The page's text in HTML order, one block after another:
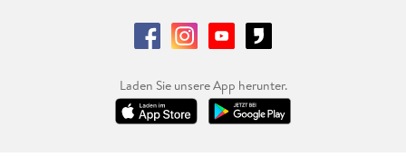
Laden Sie unsere App herunter.